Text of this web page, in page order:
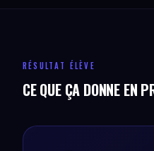
RÉSULTAT ÉLÈVE
CE QUE ÇA DONNE EN